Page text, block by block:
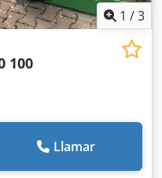
1 /3
100
Llamar